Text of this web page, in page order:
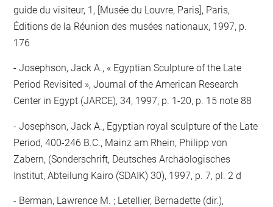
guide du visiteur, 1, [Musée du Louvre, Paris], Paris,
Éditions de la Réunion des musées nationaux, 1997, p.
176
Josephson, Jack A., « Egyptian Sculpture of the Late
Period Revisited », Journal of the American Research
Center in Egypt (JARCE), 34, 1997, p. 1-20, p. 15 note 88
Josephson, Jack A., Egyptian royal sculpture of the Late
Period, 400-246 B.C., Mainz am Rhein, Philipp von
Zabern, (Sonderschrift, Deutsches Archäologisches
Institut, Abteilung Kairo (SDAIK) 30), 1997, p. 7, pl. 2 d
Berman, Lawrence M. ; Letellier, Bernadette (dir.),